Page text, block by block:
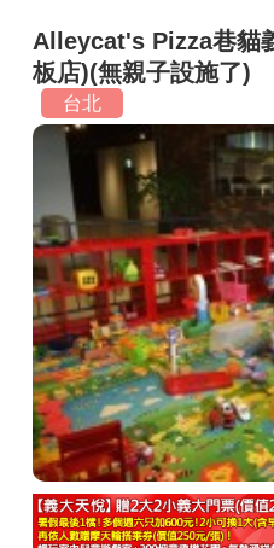
最新留言
商家合作
推薦景點
討論區
聯絡我們
APP下載
Alleycat's Pizza巷貓
板店)(無親子設施了)
台北